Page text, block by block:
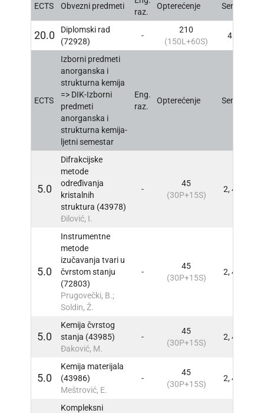
ECTS Obvezni predmeti
raz.
Opterećenje Sem
20.0
Diplomski rad
(72928)
-
210
(150L+60S)
4
ECTS
Izborni predmeti
anorganska i
strukturna kemija
=> DIK-Izborni
predmeti
anorganska i
strukturna kemija-
ljetni semestar
Eng.
raz.
Opterećenje Sem
5.0
Difrakcijske
metode
određivanja
kristalnih
struktura (43978)
Đilović, I.
-
45
(30P+15S)
2, 4
5.0
Instrumentne
metode
izučavanja tvari u
čvrstom stanju
(72803)
Prugovečki, B.;
Soldin, Ž.
-
45
(30P+15S)
2, 4
5.0
Kemija čvrstog
stanja (43985)
Đaković, M.
-
45
(30P+15S)
2, 4
5.0
Kemija materijala
(43986)
Meštrović, E.
-
45
(30P+15S)
2, 4
Kompleksni